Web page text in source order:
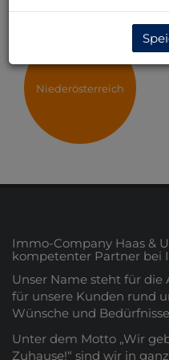
Niederösterreich
Immo-Company Haas &
kompetenter Partner bei
Unser Name steht für
für unsere Kunden rund
Wünsche und
Unter dem Motto „Wir
Zuhause!“ sind wir in